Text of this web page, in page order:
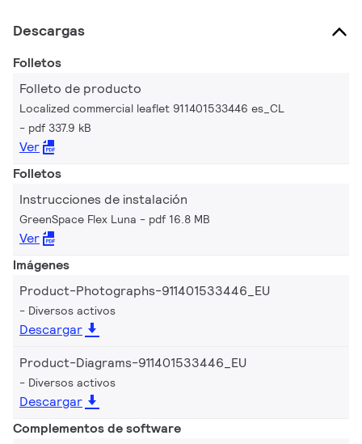
Descargas
Folletos
Folleto de producto
Localized commercial leaflet 911401533446 es_CL
pdf 337.9 kB
Ver
Folletos
Instrucciones de instalación
GreenSpace Flex Luna pdf 16.8 MB
Ver
Imágenes
Product-Photographs-911401533446_EU
Diversos activos
Descargar
Product-Diagrams-911401533446_EU
Diversos activos
Descargar
Complementos de software